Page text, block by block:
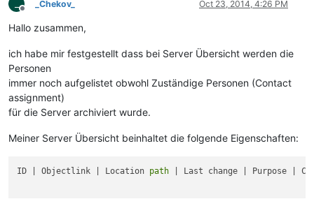
Offline
_Chekov_ Oct 23, 2014, 4:26 PM
Hallo zusammen,
ich habe mir festgestellt dass bei Server Übersicht werden die
Personen
immer noch aufgelistet obwohl Zuständige Personen (Contact
assignment)
für die Server archiviert wurde.
Meiner Server Übersicht beinhaltet die folgende Eigenschaften:
ID | Objectlink | Location path | Last change | Purpose |